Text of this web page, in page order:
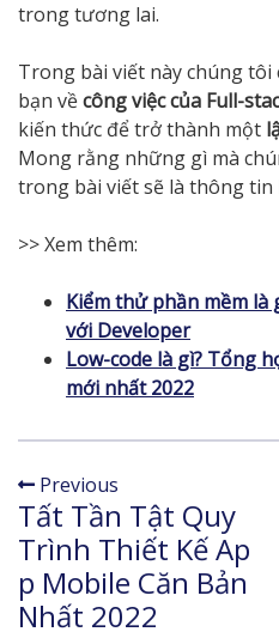
trong tương lai.
Trong bài viết này chúng
bạn vềcông việc của Full-
kiến thức để trở thành một
Mong rằng những gì mà
trong bài viết sẽ là thông tin
>> Xem thêm:
Kiểm thử phần mềm là
với Developer
Low-code là gì? Tổng
mới nhất 2022
Previous
Tất Tần Tật Quy
Trình Thiết Kế Ap
p Mobile Căn Bản
Nhất 2022